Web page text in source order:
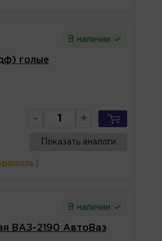
В наличии
голые
- +
Показать аналоги
В наличии
ВАЗ-2190 АвтоВаз